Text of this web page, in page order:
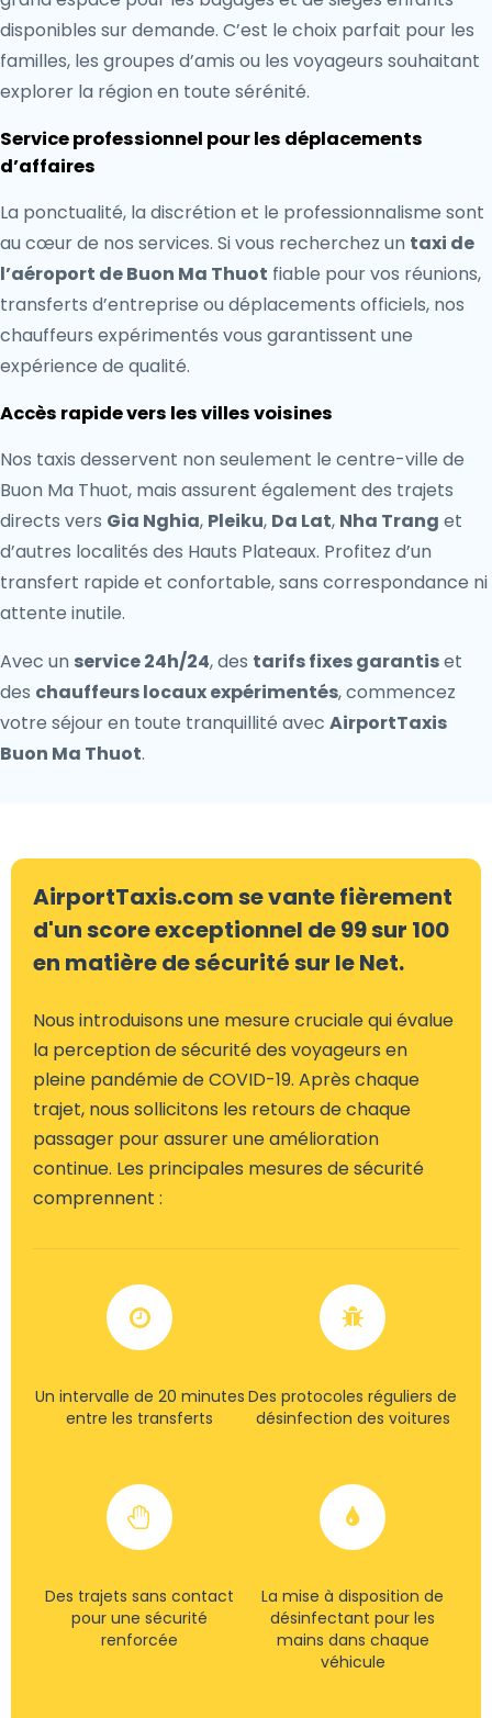
disponibles sur demande. C’est le choix parfait pour les
familles, les groupes d’amis ou les voyageurs souhaitant
explorer la région en toute sérénité.
Service professionnel pour les déplacements
d’affaires
La ponctualité, la discrétion et le professionnalisme sont
au cœur de nos services. Si vous recherchez un taxi de
l’aéroport de Buon Ma Thuot fiable pour vos réunions,
transferts d’entreprise ou déplacements officiels, nos
chauffeurs expérimentés vous garantissent une
expérience de qualité.
Accès rapide vers les villes voisines
Nos taxis desservent non seulement le centre-ville de
Buon Ma Thuot, mais assurent également des trajets
directs vers Gia Nghia, Pleiku, Da Lat, Nha Trang et
d’autres localités des Hauts Plateaux. Profitez d’un
transfert rapide et confortable, sans correspondance ni
attente inutile.
Avec un service 24h/24, des tarifs fixes garantiset
des chauffeurs locaux expérimentés, commencez
votre séjour en toute tranquillité avec AirportTaxis
Buon Ma Thuot.
AirportTaxis.com se vante fièrement
d'un score exceptionnel de 99 sur 100
en matière de sécurité sur le Net.
Nous introduisons une mesure cruciale qui évalue
la perception de sécurité des voyageurs en
pleine pandémie de COVID-19. Après chaque
trajet, nous sollicitons les retours de chaque
passager pour assurer une amélioration
continue. Les principales mesures de sécurité
comprennent :
Un intervalle de 20 minutes
entre les transferts
Des protocoles réguliers de
désinfection des voitures
Des trajets sans contact
pour une sécurité
renforcée
La mise à disposition de
désinfectant pour les
mains dans chaque
véhicule